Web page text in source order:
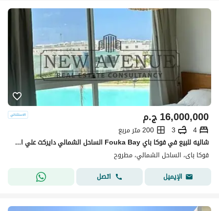
ج.م16,000,000
4
3
200 متر مربع
شاليه للبيع في فوكا باي Fouka Bay الساحل الشمالي دايركت علي اللاجون متشطب بالكامل استلام فوري
فوكا باى، الساحل الشمالي، مطروح
الإيميل
اتصل